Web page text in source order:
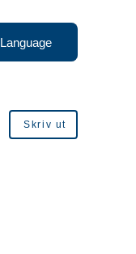
Language
Skriv ut